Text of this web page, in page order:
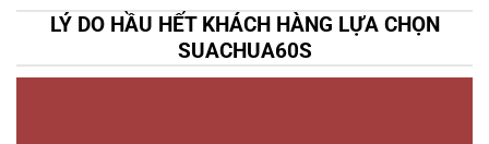
LÝ DO HẦU HẾT KHÁCH HÀNG LỰA CHỌN
SUACHUA60S